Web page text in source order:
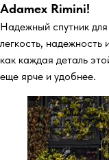
Adamex Rimini!
Надежный спутник
легкость,
как каждая деталь
еще ярче и удобнее.